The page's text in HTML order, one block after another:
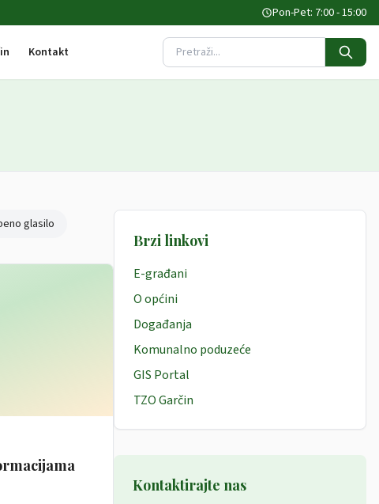
Pon-Pet: 7:00 - 15:00
Kontakt Pretraži stranicu
glasilo
Brzi linkovi
E-građani
O općini
Događanja
Komunalno poduzeće
GIS Portal
TZO Garčin
Kontaktirajte nas